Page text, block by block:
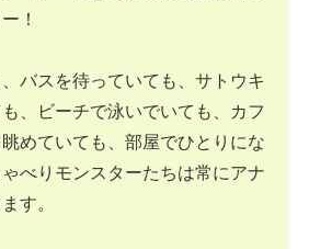
！
バスを待っていても、サトウキ
、ビーチで泳いでいても、カフ
めていても、部屋でひとりにな
べりモンスターたちは常にアナ
す。